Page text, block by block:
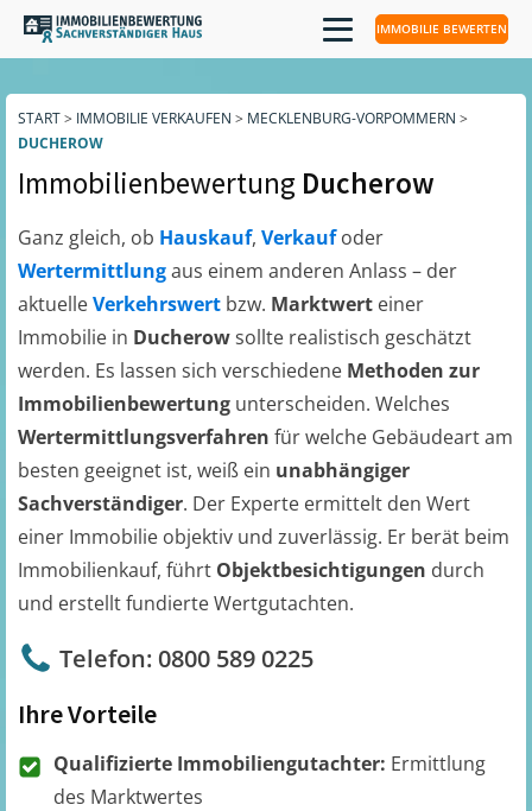
IMMOBILIE BEWERTEN
START> IMMOBILIE VERKAUFEN > MECKLENBURG-VORPOMMERN >
DUCHEROW
Immobilienbewertung Ducherow
Ganz gleich, ob Hauskauf, Verkaufoder
Wertermittlungaus einem anderen Anlass – der
aktuelleVerkehrswert bzw. Marktwert einer
Immobilie in Ducherowsollte realistisch geschätzt
werden. Es lassen sich verschiedene Methoden zur
Immobilienbewertung unterscheiden. Welches
Wertermittlungsverfahren für welche Gebäudeart am
besten geeignet ist, weiß ein unabhängiger
Sachverständiger. Der Experte ermittelt den Wert
einer Immobilie objektiv und zuverlässig. Er berät beim
Immobilienkauf, führt Objektbesichtigungen durch
und erstellt fundierte Wertgutachten.
Telefon: 0800 589 0225
Ihre Vorteile
Qualifizierte Immobiliengutachter: Ermittlung
des Marktwertes